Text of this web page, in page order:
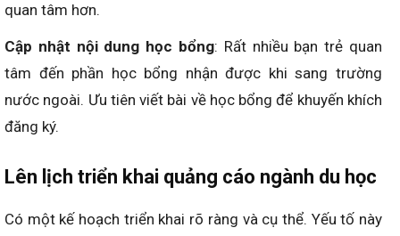
quan tâm hơn.
Cập nhật nội dung học bổng: Rất nhiều bạn trẻ quan
tâm đến phần học bổng nhận được khi sang trường
nước ngoài. Ưu tiên viết bài về học bổng để khuyến khích
đăng ký.
Lên lịch triển khai quảng cáo ngành du học
Có một kế hoạch triển khai rõ ràng và cụ thể. Yếu tố này